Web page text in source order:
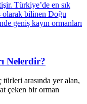
Nelerdir?
arasında yer alan,
çeken bir orman